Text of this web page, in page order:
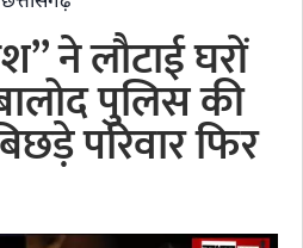
ने लौटाई घरों
पुलिस की
परिवार फिर